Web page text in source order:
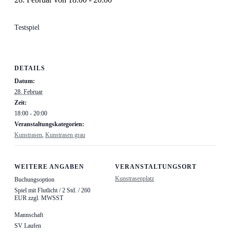
Testspiel
DETAILS
Datum:
28. Februar
Zeit:
18:00 - 20:00
Veranstaltungskategorien:
Kunstrasen, Kunstrasen grau
VERANSTALTUNGSORT
Kunstrasenplatz
WEITERE ANGABEN
Buchungsoption
Spiel mit Flutlicht / 2 Std. / 260
EUR zzgl. MWSST
Mannschaft
SV Laufen